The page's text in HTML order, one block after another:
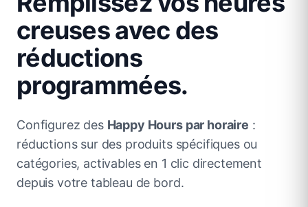
creuses avec des
réductions
programmées.
Configurez des Happy Hours par horaire :
réductions sur des produits spécifiques ou
catégories, activables en 1 clic directement
depuis votre tableau de bord.